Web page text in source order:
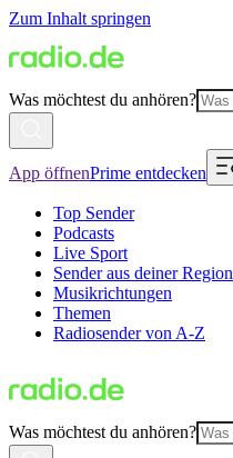
Zum Inhalt springen
Was möchtest du anhören?
App öffnenPrime entdecken
Top Sender
Podcasts
Live Sport
Sender aus deiner Region
Musikrichtungen
Themen
Radiosender von A-Z
Was möchtest du anhören?